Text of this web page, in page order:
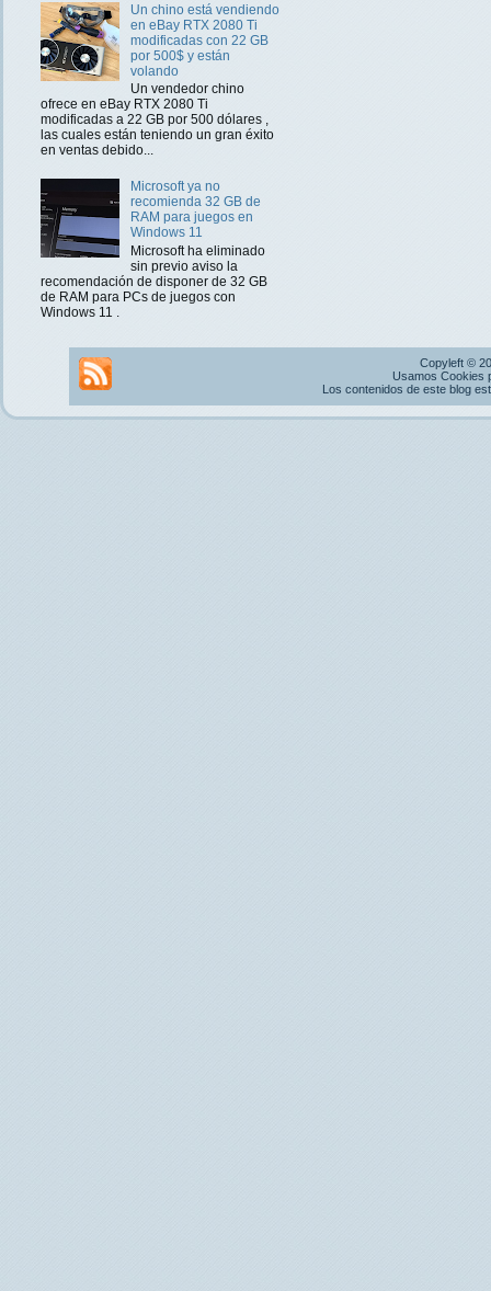
Un chino está vendiendo
en eBay RTX 2080 Ti
modificadas con 22 GB
por 500$ y están
volando
Un vendedor chino
ofrece en eBay RTX 2080 Ti
modificadas a 22 GB por 500 dólares ,
las cuales están teniendo un gran éxito
en ventas debido...
Microsoft ya no
recomienda 32 GB de
RAM para juegos en
Windows 11
Microsoft ha eliminado
sin previo aviso la
recomendación de disponer de 32 GB
de RAM para PCs de juegos con
Windows 11 .
Copyleft ©
Usamos Cookies
Los contenidos de este blog